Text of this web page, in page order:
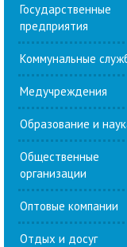
Государственные
предприятия
Коммунальные
Медучреждения
Образование и
Общественные
организации
Оптовые компании
Отдых и досуг